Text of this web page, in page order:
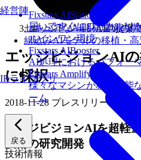
Fixstars AIStation
届いてすぐにローカル
ルインワン環境
Fixstars AIBooster
AI処理におけるパフォー
Fixstars Amplify
様々なマシンが利用可能
ーム
戻る
技術情報
経営陣
セキュアなAI開発環境の
組込みAIモデルの移植・高
IRライブラリ
エッジビジョンAIの提案
エッジビジョンAI
に採択
2018-11-28 プレスリリース
エッジビジョンAIを超軽
技術の研究開発